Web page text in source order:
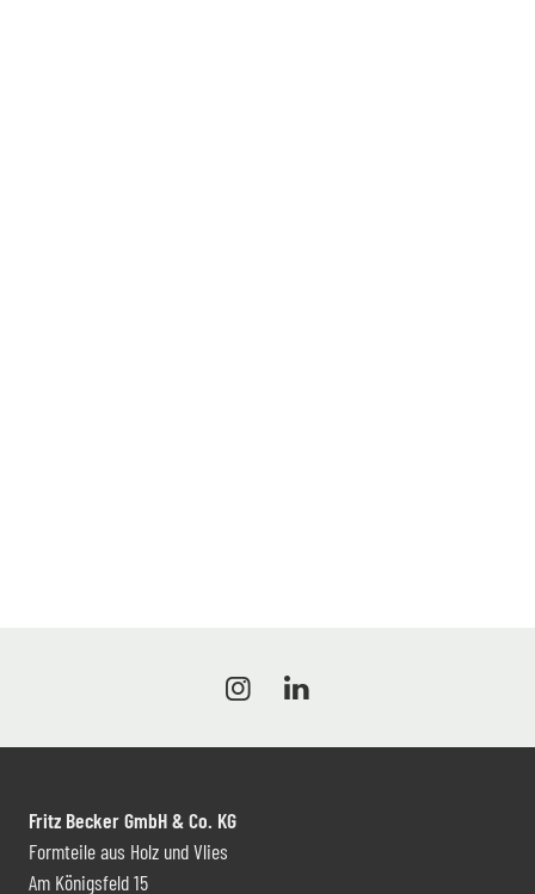
Fritz Becker GmbH & Co. KG
Formteile aus Holz und Vlies
Am Königsfeld 15